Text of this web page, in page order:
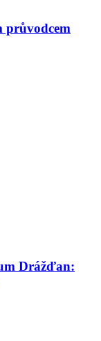
průvodcem
Drážďan: